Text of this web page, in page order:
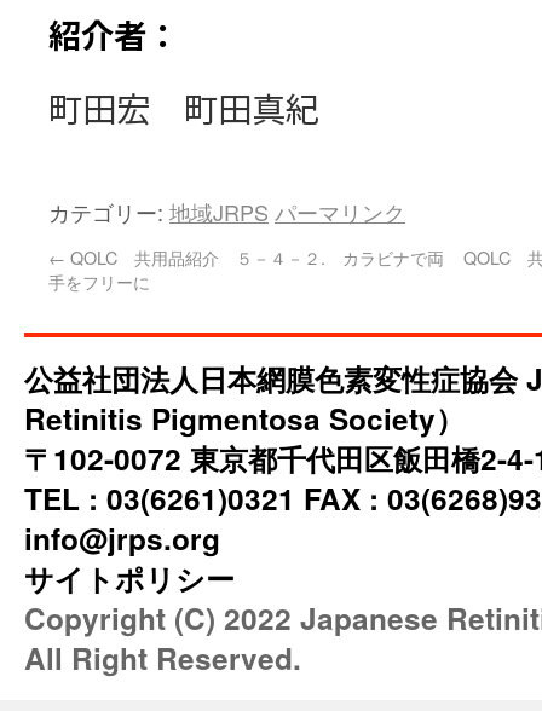
紹介者：
町田宏 町田真紀
カテゴリー: 地域JRPS パーマリンク
← QOLC 共用品紹介 ５－４－２. カラビナで両
手をフリーに
QOLC
公益社団法人日本網膜色素変性症協会
Retinitis Pigmentosa Society）
〒102-0072 東京都千代田区飯田橋2-
TEL : 03(6261)0321 FAX :
info@jrps.org
サイトポリシー
Copyright (C) 2022 Japanese
All Right Reserved.